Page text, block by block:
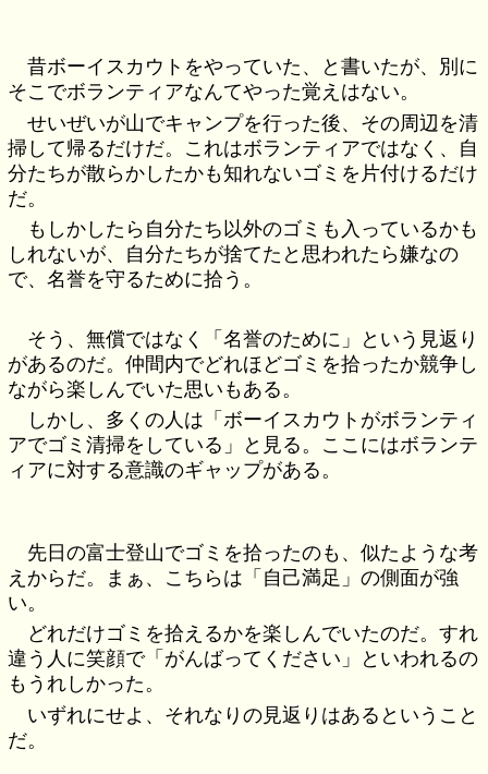
昔ボーイスカウトをやっていた、と書いたが、別に
そこでボランティアなんてやった覚えはない。
せいぜいが山でキャンプを行った後、その周辺を清
掃して帰るだけだ。これはボランティアではなく、自
分たちが散らかしたかも知れないゴミを片付けるだけ
だ。
もしかしたら自分たち以外のゴミも入っているかも
しれないが、自分たちが捨てたと思われたら嫌なの
で、名誉を守るために拾う。
そう、無償ではなく「名誉のために」という見返り
があるのだ。仲間内でどれほどゴミを拾ったか競争し
ながら楽しんでいた思いもある。
しかし、多くの人は「ボーイスカウトがボランティ
アでゴミ清掃をしている」と見る。ここにはボランテ
ィアに対する意識のギャップがある。
先日の富士登山でゴミを拾ったのも、似たような考
えからだ。まぁ、こちらは「自己満足」の側面が強
い。
どれだけゴミを拾えるかを楽しんでいたのだ。すれ
違う人に笑顔で「がんばってください」といわれるの
もうれしかった。
いずれにせよ、それなりの見返りはあるということ
だ。